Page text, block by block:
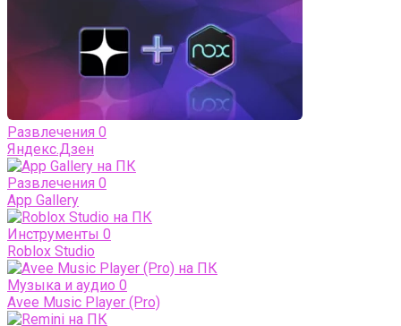
Развлечения 0
Яндекс.Дзен
Развлечения 0
App Gallery
Инструменты 0
Roblox Studio
Музыка и аудио 0
Avee Music Player (Pro)